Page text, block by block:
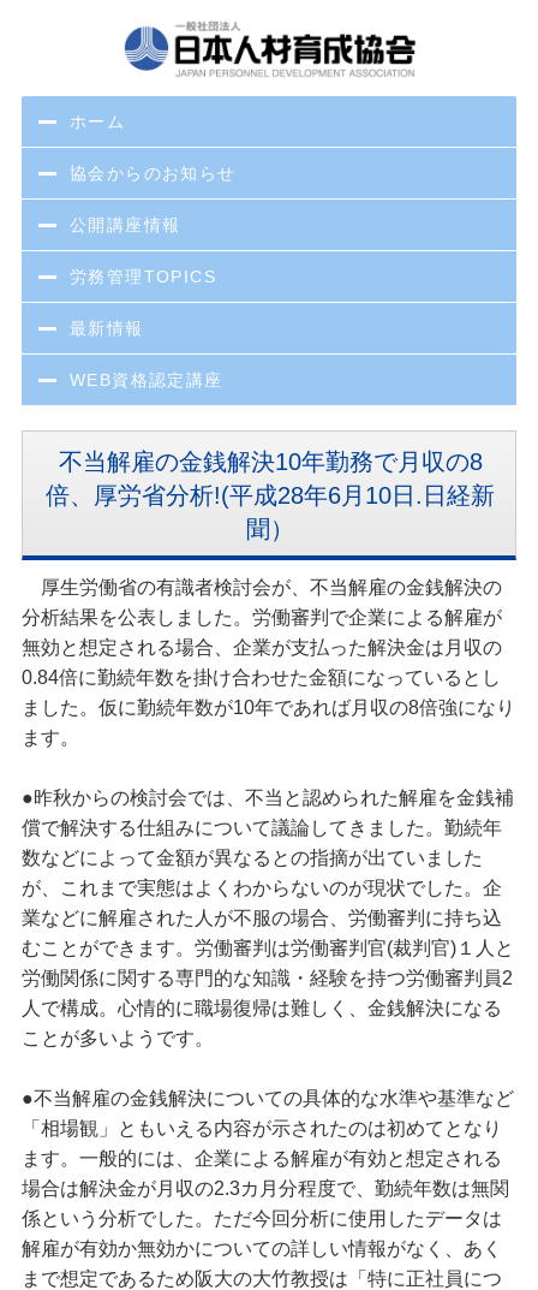
ホーム
協会からのお知らせ
公開講座情報
労務管理TOPICS
最新情報
WEB資格認定講座
不当解雇の金銭解決10年勤務で月収の8
倍、厚労省分析!(平成28年6月10日.日経新
聞）
厚生労働省の有識者検討会が、不当解雇の金銭解決の
分析結果を公表しました。労働審判で企業による解雇が
無効と想定される場合、企業が支払った解決金は月収の
0.84倍に勤続年数を掛け合わせた金額になっているとし
ました。仮に勤続年数が10年であれば月収の8倍強になり
ます。
●昨秋からの検討会では、不当と認められた解雇を金銭補
償で解決する仕組みについて議論してきました。勤続年
数などによって金額が異なるとの指摘が出ていました
が、これまで実態はよくわからないのが現状でした。企
業などに解雇された人が不服の場合、労働審判に持ち込
むことができます。労働審判は労働審判官(裁判官)１人と
労働関係に関する専門的な知識・経験を持つ労働審判員2
人で構成。心情的に職場復帰は難しく、金銭解決になる
ことが多いようです。
●不当解雇の金銭解決についての具体的な水準や基準など
「相場観」ともいえる内容が示されたのは初めてとなり
ます。一般的には、企業による解雇が有効と想定される
場合は解決金が月収の2.3カ月分程度で、勤続年数は無関
係という分析でした。ただ今回分析に使用したデータは
解雇が有効か無効かについての詳しい情報がなく、あく
まで想定であるため阪大の大竹教授は「特に正社員につ